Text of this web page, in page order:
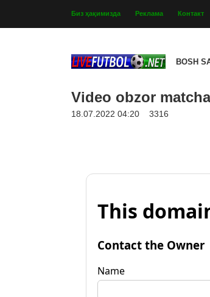
Биз ҳақимизда Реклама Контакт
BOSH
Video obzor
18.07.2022 04:20 3316